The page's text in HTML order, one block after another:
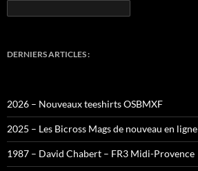
DERNIERS ARTICLES :
2026 – Nouveaux teeshirts OSBMXF
2025 – Les Bicross Mags de nouveau en ligne
1987 – David Chabert – FR3 Midi-Provence